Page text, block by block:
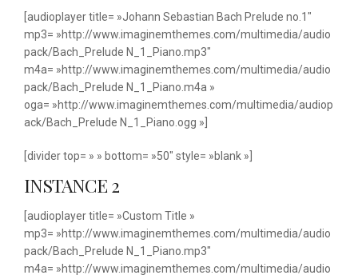
[audioplayer title= »Johann Sebastian Bach Prelude no.1″
mp3= »http://www.imaginemthemes.com/multimedia/audio
pack/Bach_Prelude N_1_Piano.mp3″
m4a= »http://www.imaginemthemes.com/multimedia/audio
pack/Bach_Prelude N_1_Piano.m4a »
oga= »http://www.imaginemthemes.com/multimedia/audiop
ack/Bach_Prelude N_1_Piano.ogg »]
[divider top= » » bottom= »50″ style= »blank »]
INSTANCE 2
[audioplayer title= »Custom Title »
mp3= »http://www.imaginemthemes.com/multimedia/audio
pack/Bach_Prelude N_1_Piano.mp3″
m4a= »http://www.imaginemthemes.com/multimedia/audio